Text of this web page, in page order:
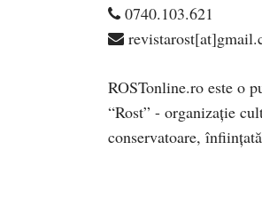
0740.103.621
ROSTonline.ro este o
“Rost” - organizaţie
conservatoare,